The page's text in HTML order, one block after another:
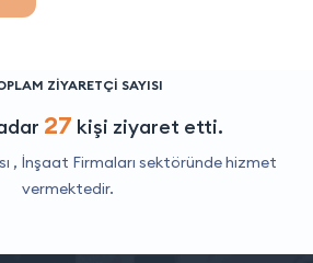
ZİYARETÇİ SAYISI
27 kişi ziyaret etti.
, İnşaat Firmaları sektöründe hizmet
vermektedir.